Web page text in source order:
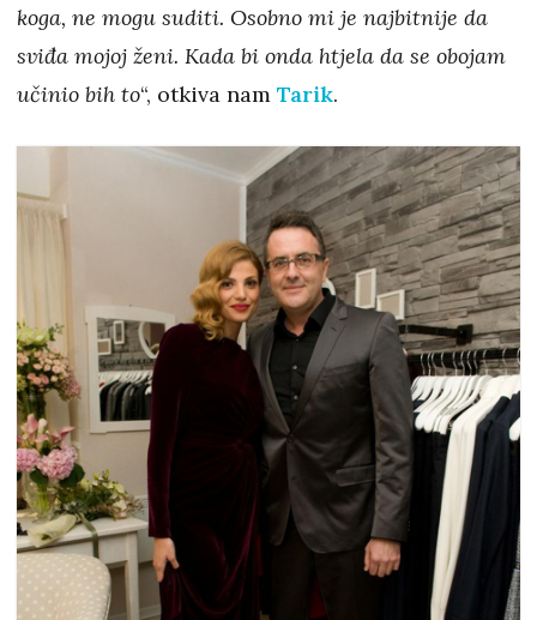
koga, ne mogu suditi. Osobno mi je najbitnije da
sviđa mojoj ženi. Kada bi onda htjela da se obojam
učinio bih to“, otkiva nam Tarik.